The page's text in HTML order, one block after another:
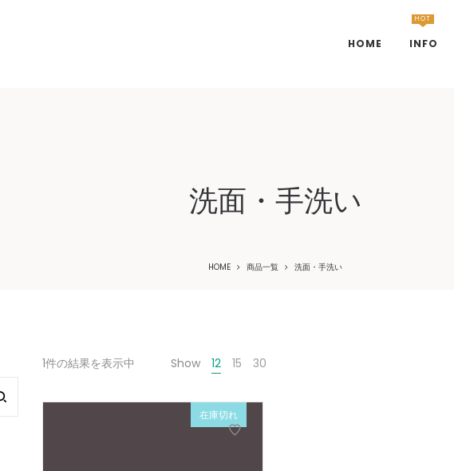
HOME INFO
HOT
洗面・手洗い
HOME 商品一覧 洗面・手洗い
1件の結果を表示中 Show 12 15 30
在庫切れ